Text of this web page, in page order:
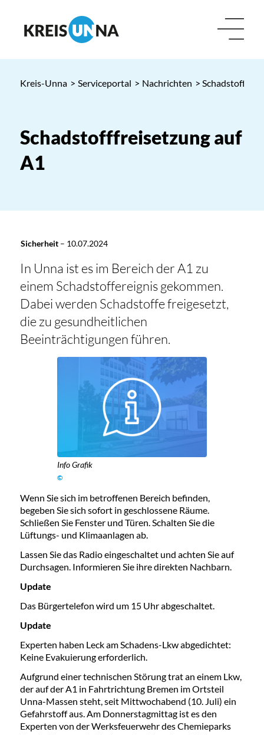
Kreis-Unna > Serviceportal > Nachrichten >
Schadstofffreisetzung auf
A1
Sicherheit– 10.07.2024
In Unna ist es im Bereich der A1 zu
einem Schadstoffereignis gekommen.
Dabei werden Schadstoffe freigesetzt,
die zu gesundheitlichen
Beeinträchtigungen führen.
Info Grafik
©
Wenn Sie sich im betroffenen Bereich befinden,
begeben Sie sich sofort in geschlossene Räume.
Schließen Sie Fenster und Türen. Schalten Sie die
Lüftungs- und Klimaanlagen ab.
Lassen Sie das Radio eingeschaltet und achten Sie auf
Durchsagen. Informieren Sie ihre direkten Nachbarn.
Update
Das Bürgertelefon wird um 15 Uhr abgeschaltet.
Update
Experten haben Leck am Schadens-Lkw abgedichtet:
Keine Evakuierung erforderlich.
Aufgrund einer technischen Störung trat an einem Lkw,
der auf der A1 in Fahrtrichtung Bremen im Ortsteil
Unna-Massen steht, seit Mittwochabend (10. Juli) ein
Gefahrstoff aus. Am Donnerstagmittag ist es den
Experten von der Werksfeuerwehr des Chemieparks